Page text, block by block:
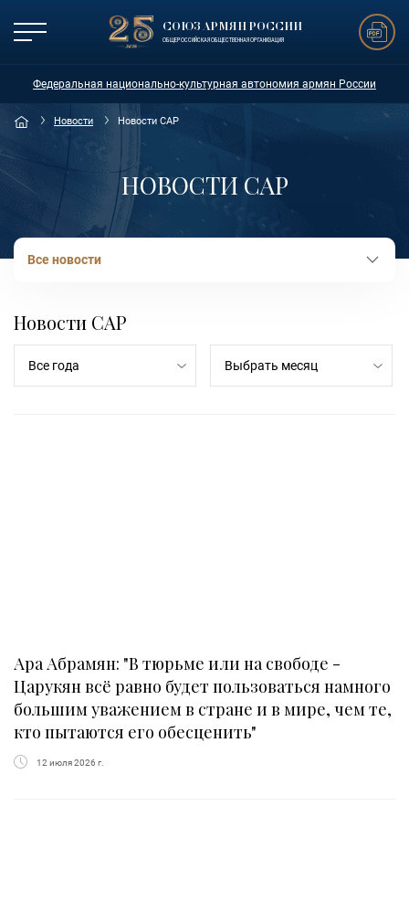
СОЮЗ АРМЯН РОССИИ
ОБЩЕРОССИЙСКАЯ ОБЩЕСТВЕННАЯ ОРГАНИЗАЦИЯ
Федеральная национально-культурная автономия армян России
Новости Новости САР
НОВОСТИ САР
Все новости
Новости САР
Все года Выбрать месяц
Ара Абрамян: "В тюрьме или на свободе -
Царукян всё равно будет пользоваться намного
большим уважением в стране и в мире, чем те,
кто пытаются его обесценить"
12 июля 2026 г.